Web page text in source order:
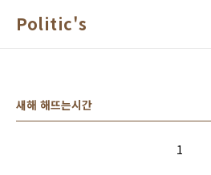
Politic's
새해 해뜨는시간
1